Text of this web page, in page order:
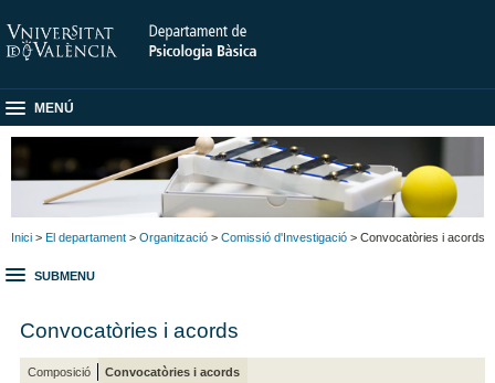
MENÚ
Inici > El departament > Organització > Comissió d'Investigació > Convocatòries i acords
SUBMENU
Convocatòries i acords
Composició Convocatòries i acords